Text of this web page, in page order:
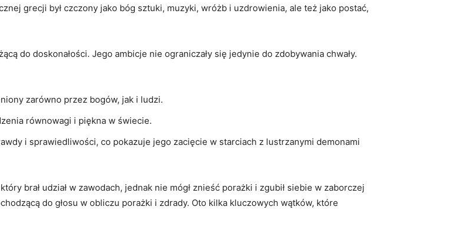
grecji był czczony jako bóg‍ sztuki, muzyki, ⁢wróżb i uzdrowienia, ale też jako postać,
do ⁤doskonałości.⁤ Jego ambicje nie ograniczały się jedynie do zdobywania‍ chwały.
zarówno przez ⁤bogów, jak i ludzi.
równowagi i piękna w świecie.
i sprawiedliwości, ‍co pokazuje jego ⁤zacięcie w starciach z lustrzanymi demonami
brał ‌udział w⁢ zawodach,‌ jednak nie mógł znieść porażki i zgubił siebie w zaborczej
do głosu w​ obliczu porażki i⁤ zdrady. Oto kilka kluczowych wątków, które